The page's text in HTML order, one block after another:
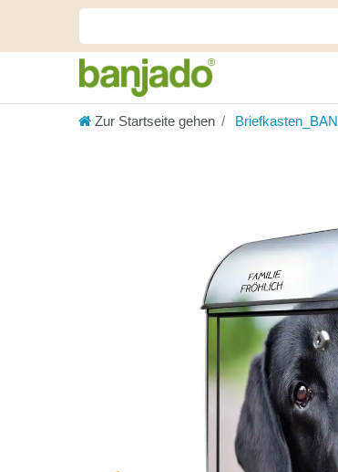
Zur Startseite gehen Briefkasten_BAN